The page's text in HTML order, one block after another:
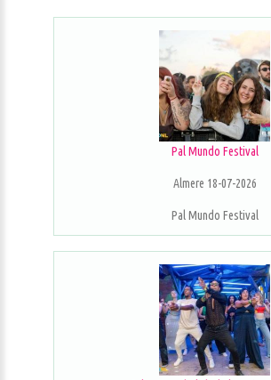
Pal Mundo Festival
Almere 18-07-2026
Pal Mundo Festival